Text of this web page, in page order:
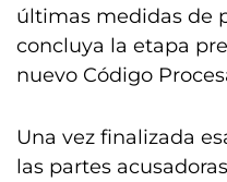
últimas medidas de
concluya la etapa
nuevo Código
Una vez finalizada
las partes